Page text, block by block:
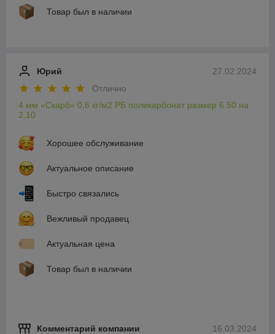
Товар был в наличии
27.02.2024
Юрий
Отлично
4 мм «Скарб» 0,6 кг/м2 РБ поликарбонат размер 6.50 на
2.10
Хорошее обслуживание
Актуальное описание
Быстро связались
Вежливый продавец
Актуальная цена
Товар был в наличии
16.03.2024
Комментарий компании